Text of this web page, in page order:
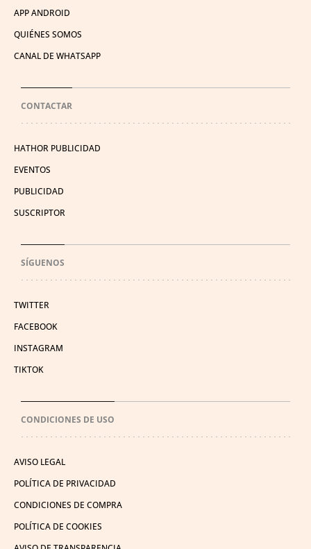
APP ANDROID
QUIÉNES SOMOS
CANAL DE WHATSAPP
CONTACTAR
HATHOR PUBLICIDAD
EVENTOS
PUBLICIDAD
SUSCRIPTOR
SÍGUENOS
TWITTER
FACEBOOK
INSTAGRAM
TIKTOK
CONDICIONES DE USO
AVISO LEGAL
POLÍTICA DE PRIVACIDAD
CONDICIONES DE COMPRA
POLÍTICA DE COOKIES